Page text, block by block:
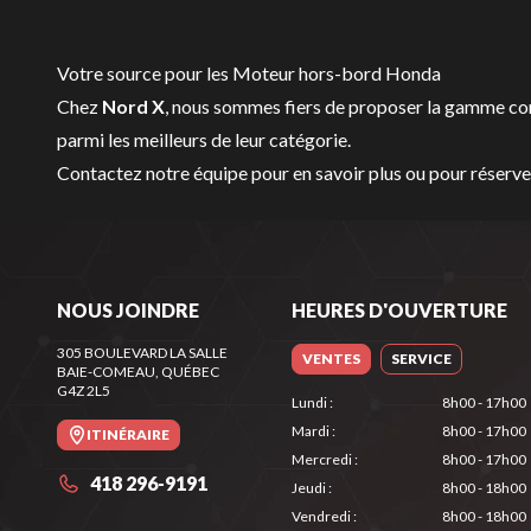
Votre source pour les Moteur hors-bord Honda
Chez Nord X, nous sommes fiers de proposer la gamme
parmi les meilleurs de leur catégorie.
Contactez notre équipepour en savoir plus ou pour
NOUS JOINDRE
305 BOULEVARD LA SALLE
BAIE-COMEAU , QUÉBEC
G4Z 2L5
ITINÉRAIRE
418 296-9191
HEURES D'OUVERTURE
VENTES SERVICE
Lundi:
8h00 - 17h00
Mardi:
8h00 - 17h00
Mercredi:
8h00 - 17h00
Jeudi:
8h00 - 18h00
Vendredi: 8h00 - 18h00